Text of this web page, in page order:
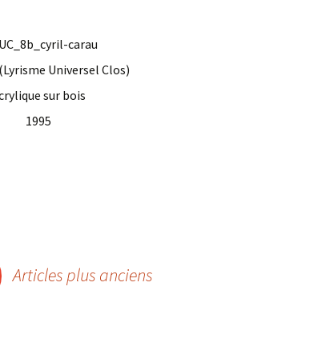
(Lyrisme Universel Clos)
sur bois
1995
Articles plus anciens